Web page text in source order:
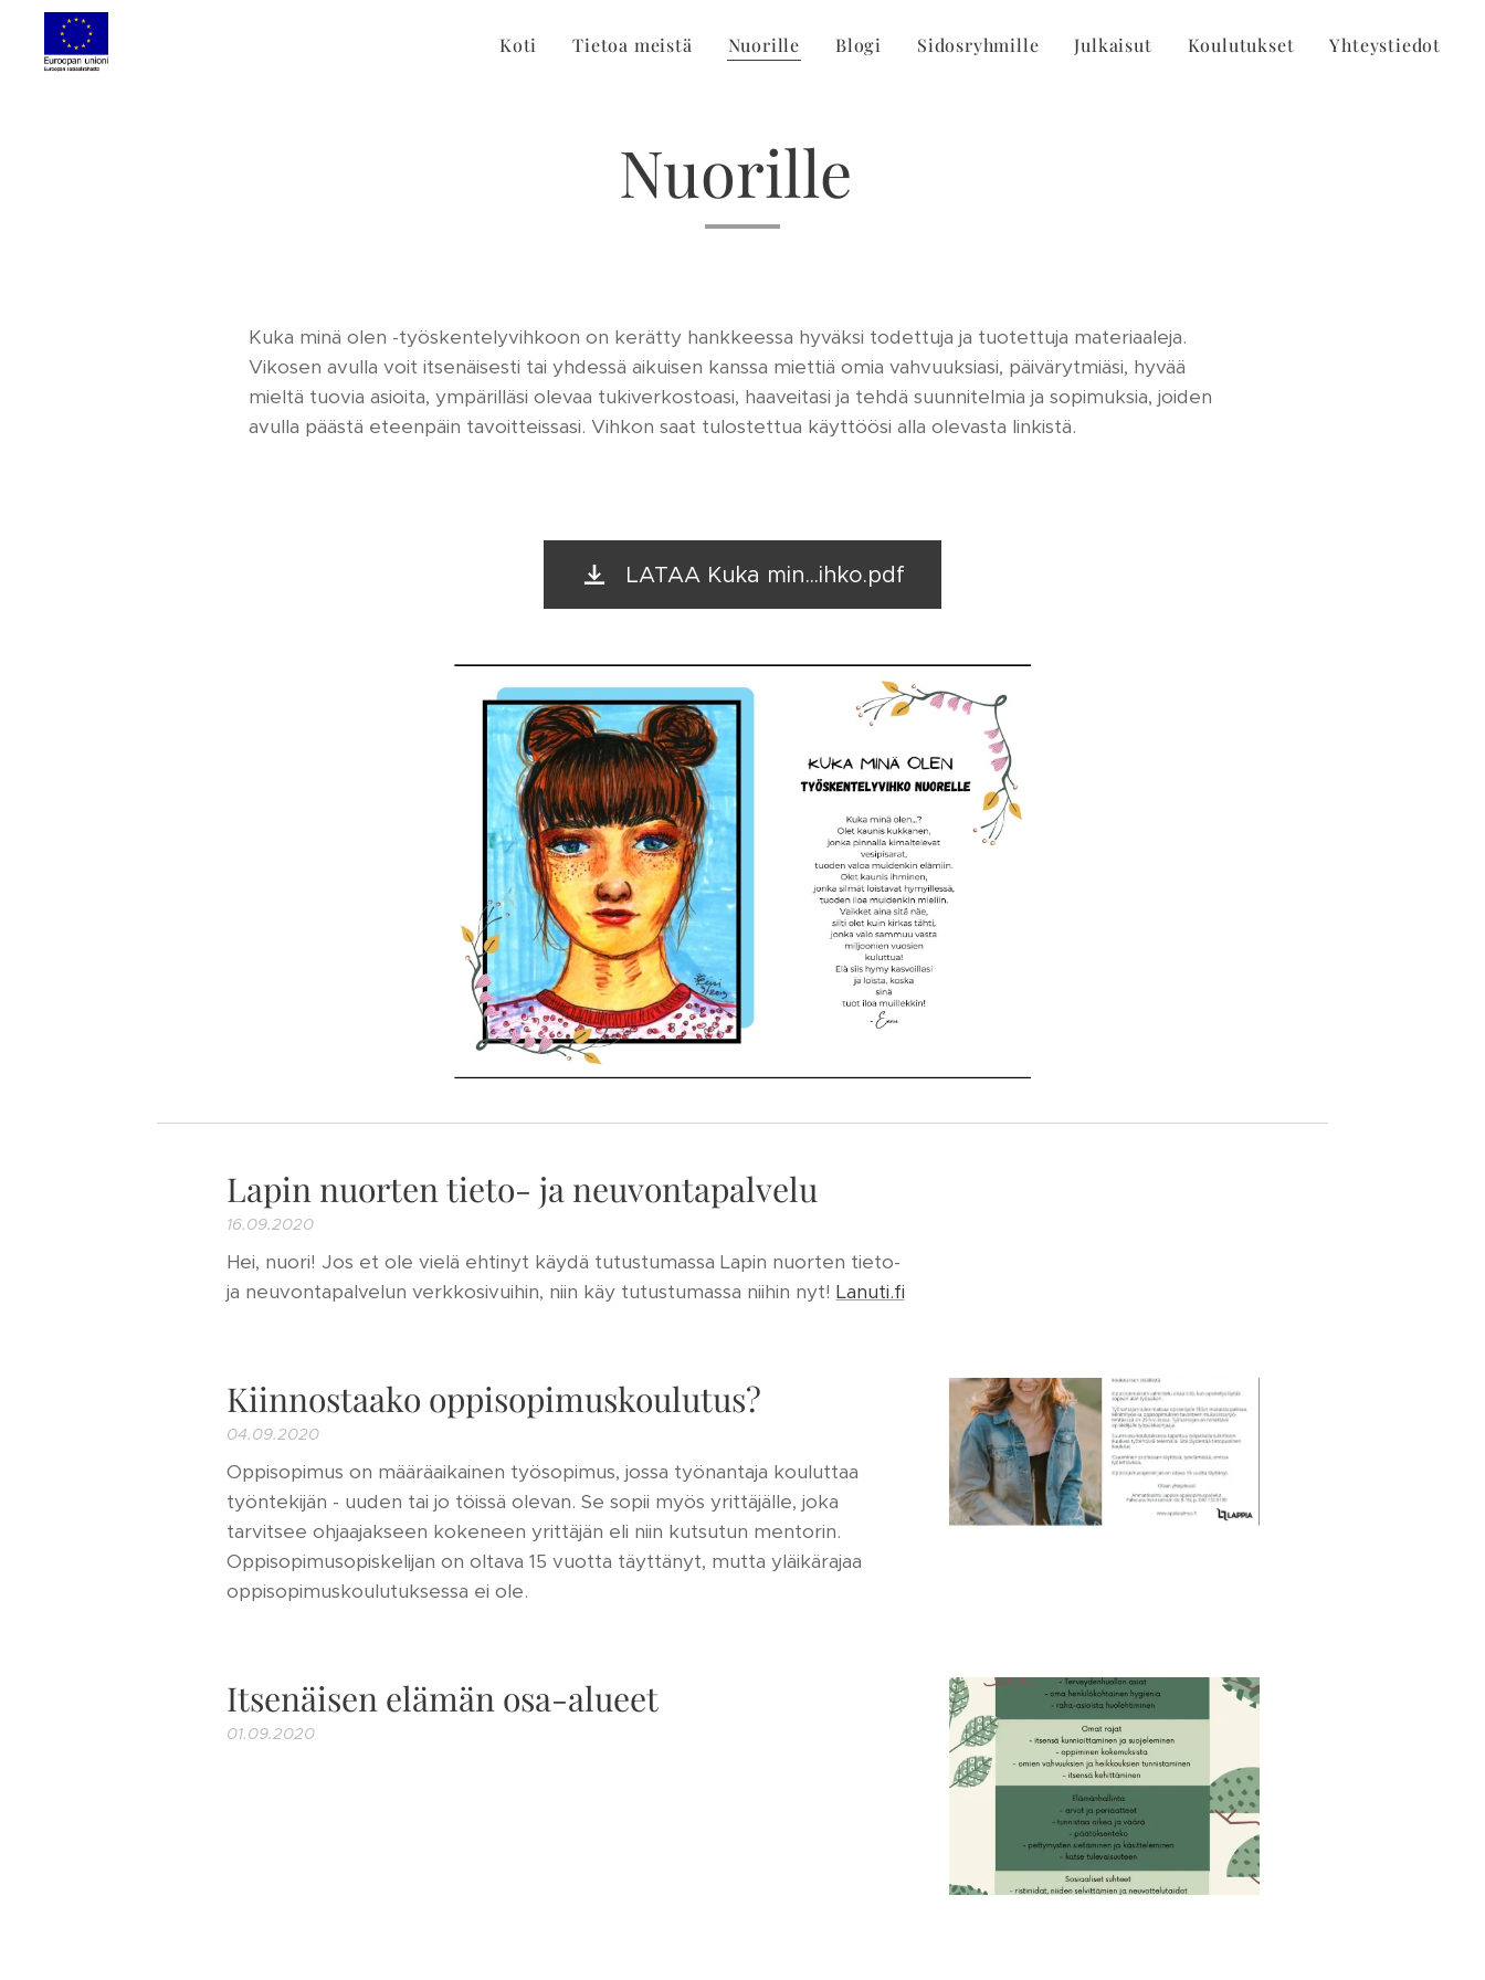
Koti Tietoa meistä Nuorille Blogi Sidosryhmille Julkaisut Koulutukset Yhteystiedot
Nuorille
Kuka minä olen -työskentelyvihkoon on kerätty hankkeessa hyväksi todettuja ja tuotettuja materiaaleja.
Vikosen avulla voit itsenäisesti tai yhdessä aikuisen kanssa miettiä omia vahvuuksiasi, päivärytmiäsi, hyvää
mieltä tuovia asioita, ympärilläsi olevaa tukiverkostoasi, haaveitasi ja tehdä suunnitelmia ja sopimuksia, joiden
avulla päästä eteenpäin tavoitteissasi. Vihkon saat tulostettua käyttöösi alla olevasta linkistä.
LATAA Kuka min...ihko.pdf
Lapin nuorten tieto- ja neuvontapalvelu
16.09.2020
Hei, nuori! Jos et ole vielä ehtinyt käydä tutustumassa Lapin nuorten tieto-
ja neuvontapalvelun verkkosivuihin, niin käy tutustumassa niihin nyt! Lanuti.fi
Kiinnostaako oppisopimuskoulutus?
04.09.2020
Oppisopimus on määräaikainen työsopimus, jossa työnantaja kouluttaa
työntekijän - uuden tai jo töissä olevan. Se sopii myös yrittäjälle, joka
tarvitsee ohjaajakseen kokeneen yrittäjän eli niin kutsutun mentorin.
Oppisopimusopiskelijan on oltava 15 vuotta täyttänyt, mutta yläikärajaa
oppisopimuskoulutuksessa ei ole.
Itsenäisen elämän osa-alueet
01.09.2020